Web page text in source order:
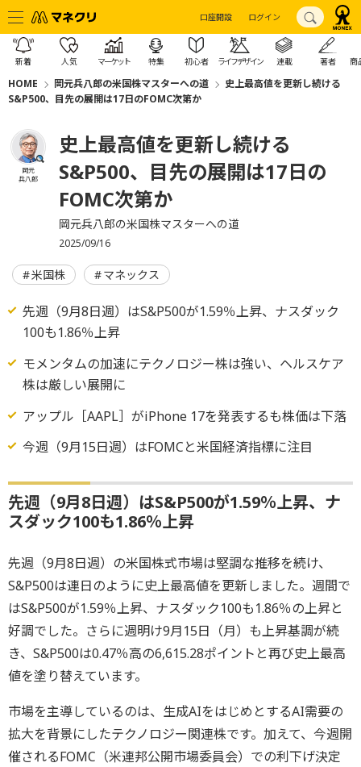
口座開設 ログイン
新着 人気 マーケット 特集 初心者 ライフデザイン 連載 著者 商
HOME 岡元兵八郎の米国株マスターへの道
史上最高値を更新し続ける
S&P500、目先の展開は17日のFOMC次第か
岡元
兵八郎
史上最高値を更新し続ける
S&P500、目先の展開は17日の
FOMC次第か
岡元兵八郎の米国株マスターへの道
2025/09/16
米国株 マネックス
先週（9月8日週）はS&P500が1.59％上昇、ナスダック
100も1.86％上昇
モメンタムの加速にテクノロジー株は強い、ヘルスケア
株は厳しい展開に
アップル［AAPL］がiPhone 17を発表するも株価は下落
今週（9月15日週）はFOMCと米国経済指標に注目
先週（9月8日週）はS&P500が1.59％上昇、ナ
スダック100も1.86％上昇
先週（9月8日週）の米国株式市場は堅調な推移を続け、
S&P500は連日のように史上最高値を更新しました。週間で
はS&P500が1.59％上昇、ナスダック100も1.86％の上昇と
好調でした。さらに週明け9月15日（月）も上昇基調が続
き、S&P500は0.47％高の6,615.28ポイントと再び史上最高
値を塗り替えています。
市場を主導しているのは、生成AIをはじめとするAI需要の
拡大を背景にしたテクノロジー関連株です。加えて、今週開
催されるFOMC（米連邦公開市場委員会）での利下げ決定